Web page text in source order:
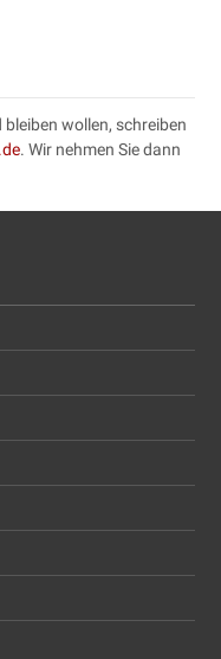
wollen, schreiben
. Wir nehmen Sie dann